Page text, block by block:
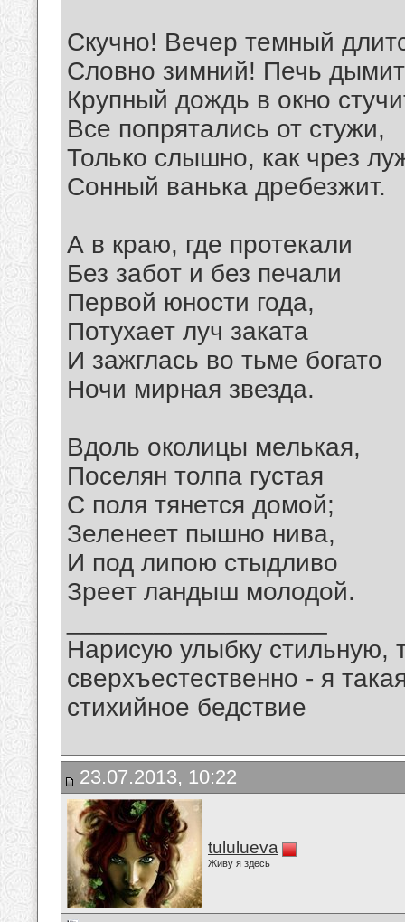
Скучно! Вечер темный
Словно зимний! Печь
Крупный дождь в окно
Все попрятались от стужи,
Только слышно, как чрез
Сонный ванька дребезжит.
А в краю, где протекали
Без забот и без печали
Первой юности года,
Потухает луч заката
И зажглась во тьме богато
Ночи мирная звезда.
Вдоль околицы мелькая,
Поселян толпа густая
С поля тянется домой;
Зеленеет пышно нива,
И под липою стыдливо
Зреет ландыш молодой.
Нарисую улыбку стильную,
сверхъестественно - я
стихийное бедствие
23.07.2013, 10:22
tululueva
Живу я здесь